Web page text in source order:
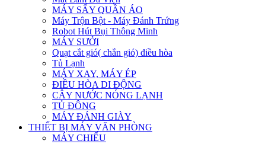
MÁY SẤY QUẦN ÁO
Máy Trộn Bột - Máy Đánh Trứng
Robot Hút Bụi Thông Minh
MÁY SƯỞI
Quạt cắt gió( chắn gió) điều hòa
Tủ Lạnh
MÁY XAY, MÁY ÉP
ĐIỀU HÒA DI ĐỘNG
CÂY NƯỚC NÓNG LẠNH
TỦ ĐÔNG
MÁY ĐÁNH GIÀY
THIẾT BỊ MÁY VĂN PHÒNG
MÁY CHIẾU